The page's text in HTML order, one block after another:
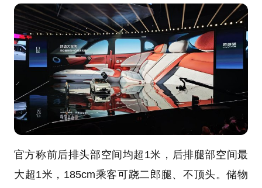
官方称前后排头部空间均超1米，后排腿部空间最
大超1米，185cm乘客可跷二郎腿、不顶头。储物